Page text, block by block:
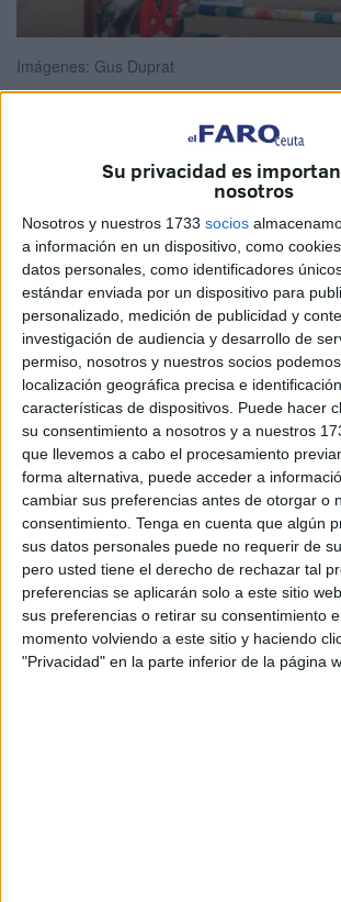
Su privacidad es
nosotros
Nosotros y nuestros 1733 socios
a información en un dispositivo, como
datos personales, como identificadores
estándar enviada por un dispositivo para
personalizado, medición de publicidad y
investigación de audiencia y desarrollo de
permiso, nosotros y nuestros socios
localización geográfica precisa e
características de dispositivos. Puede hacer
su consentimiento a nosotros y a nuestros
que llevemos a cabo el procesamiento
forma alternativa, puede acceder a
cambiar sus preferencias antes de otorgar o
consentimiento. Tenga en cuenta que algún
sus datos personales puede no requerir de
pero usted tiene el derecho de rechazar tal
preferencias se aplicarán solo a este sitio
sus preferencias o retirar su consentimiento
momento volviendo a este sitio y haciendo
"Privacidad" en la parte inferior de la página
Imágenes: Gus Duprat
amazonade CeutaElsa Martín
competido con éxito en elconcurso de
obstáculoscelebradoenSotogrande.
Es una referencia en este ámbito, ya que
participación de muchas figuras
práctica.
De esta forma, una alumna delCentro
de Ceutavuelve a competir en un
Península.
Elsa,con solo 10 años, ha participado
caballo Hércules, formando parte por
competición hípica de nivel.